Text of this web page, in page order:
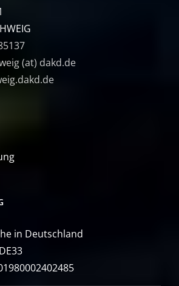
(at) dakd.de
in Deutschland